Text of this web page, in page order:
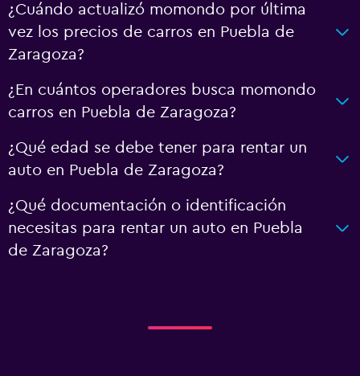
¿Cuándo actualizó momondo por última
vez los precios de carros en Puebla de
Zaragoza?
¿En cuántos operadores busca momondo
carros en Puebla de Zaragoza?
¿Qué edad se debe tener para rentar un
auto en Puebla de Zaragoza?
¿Qué documentación o identificación
necesitas para rentar un auto en Puebla
de Zaragoza?